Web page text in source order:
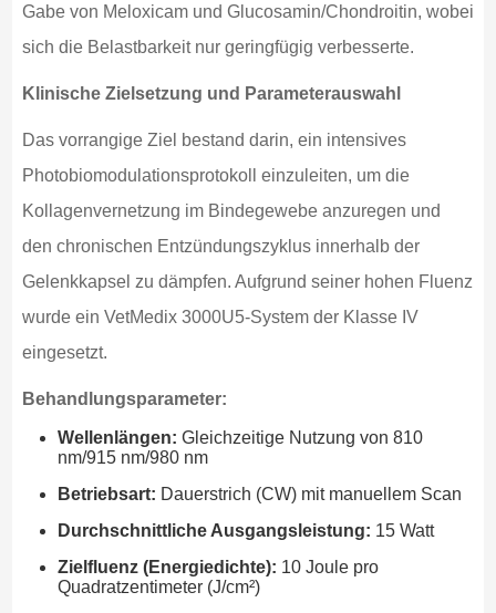
Gabe von Meloxicam und Glucosamin/Chondroitin, wobei
sich die Belastbarkeit nur geringfügig verbesserte.
Klinische Zielsetzung und Parameterauswahl
Das vorrangige Ziel bestand darin, ein intensives
Photobiomodulationsprotokoll einzuleiten, um die
Kollagenvernetzung im Bindegewebe anzuregen und
den chronischen Entzündungszyklus innerhalb der
Gelenkkapsel zu dämpfen. Aufgrund seiner hohen Fluenz
wurde ein VetMedix 3000U5-System der Klasse IV
eingesetzt.
Behandlungsparameter:
Wellenlängen: Gleichzeitige Nutzung von 810
nm/915 nm/980 nm
Betriebsart: Dauerstrich (CW) mit manuellem Scan
Durchschnittliche Ausgangsleistung: 15 Watt
Zielfluenz (Energiedichte): 10 Joule pro
Quadratzentimeter (J/cm²)